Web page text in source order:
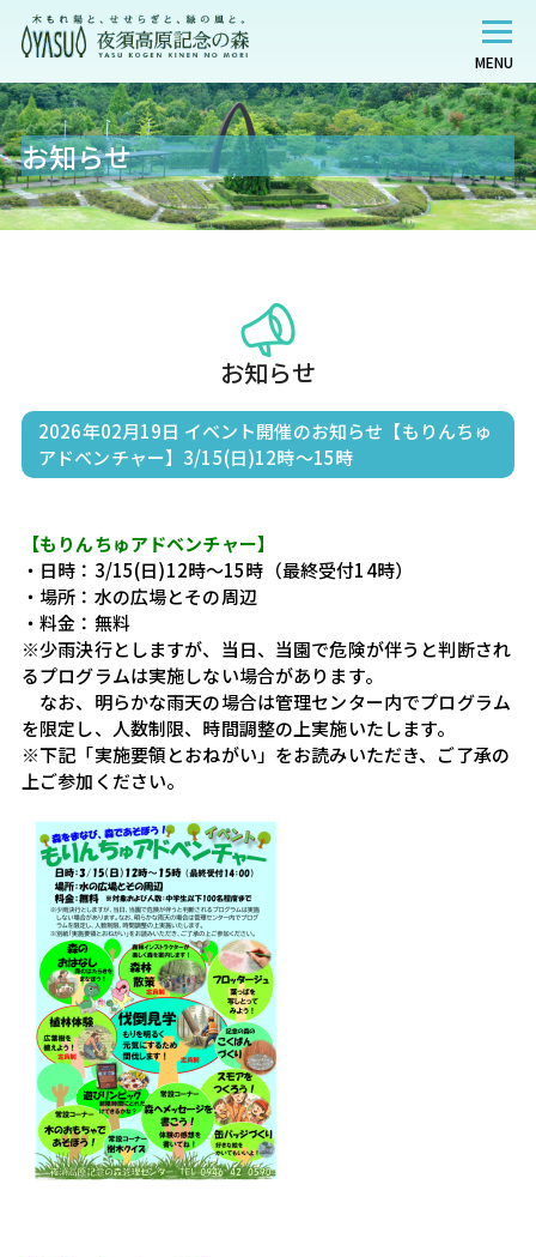
MENU
お知らせ
お知らせ
2026年02月19日 イベント開催のお知らせ【もりんちゅ
アドベンチャー】3/15(日)12時～15時
【もりんちゅアドベンチャー】
・日時：3/15(日)12時～15時（最終受付14時）
・場所：水の広場とその周辺
・料金：無料
※少雨決行としますが、当日、当園で危険が伴うと判断され
るプログラムは実施しない場合があります。
なお、明らかな雨天の場合は管理センター内でプログラム
を限定し、人数制限、時間調整の上実施いたします。
※下記「実施要領とおねがい」をお読みいただき、ご了承の
上ご参加ください。